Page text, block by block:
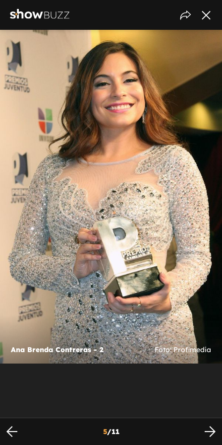
Ana Brenda Contreras - 2 Foto: Profimedia
5/11